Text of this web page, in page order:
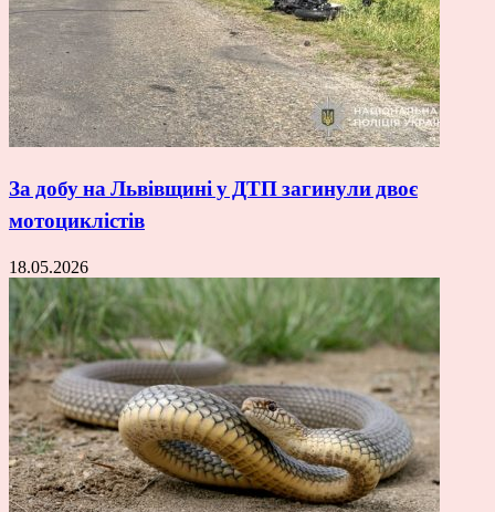
За добу на Львівщині у ДТП загинули двоє
мотоциклістів
18.05.2026